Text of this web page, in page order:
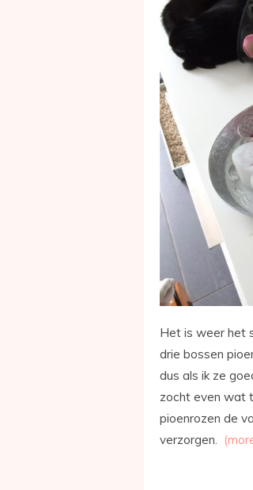
Het is weer het
drie bossen
dus als ik ze
zocht even wat
pioenrozen de
verzorgen.